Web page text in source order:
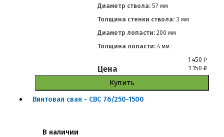
Диаметр ствола:57 мм
Толщина стенки ствола:3 мм
Диаметр лопасти:200 мм
Толщина лопасти:4 мм
1 450₽
Цена 1 150₽
Купить
Винтовая свая - СВС 76/250-1500
В наличии